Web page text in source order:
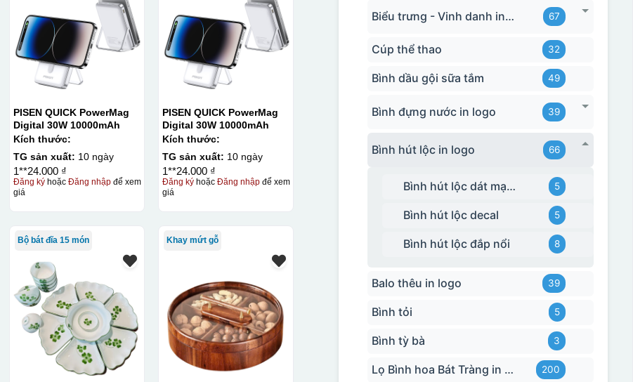
PISEN QUICK PowerMag
Digital 30W 10000mAh
Kích thước:
TG sản xuất: 10 ngày
1**24.000 ₫
Đăng kýhoặc Đăng nhậpđể xem
giá
PISEN QUICK PowerMag
Digital 30W 10000mAh
Kích thước:
TG sản xuất: 10 ngày
1**24.000 ₫
Đăng ký hoặcĐăng nhập để xem
giá
Bộ bát đĩa 15 món Khay mứt gỗ
Biểu trưng - Vinh danh in logo 67
Cúp thể thao 32
Bình dầu gội sữa tắm 49
Bình đựng nước in logo 39
Bình hút lộc in logo 66
Bình hút lộc dát mạ vàng 5
Bình hút lộc decal 5
Bình hút lộc đắp nổi 8
Balo thêu in logo 39
Bình tỏi 5
Bình tỳ bà 3
Lọ Bình hoa Bát Tràng in logo 200